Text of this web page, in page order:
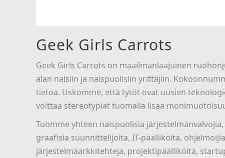
Geek Girls Carrots
Geek Girls Carrots on maailmanlaajuinen
alan naisiin ja naispuolisiin yrittäjiin.
tietoa. Uskomme, että tytöt ovat uusien
voittaa stereotypiat tuomalla lisää
Tuomme yhteen naispuolisia
graafisia suunnittelijoita, IT-päälliköitä,
järjestelmäarkkitehteja, projektipäälliköitä,